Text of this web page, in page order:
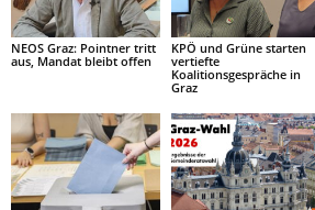
NEOS Graz: Pointner tritt
aus, Mandat bleibt offen
KPÖ und Grüne starten
vertiefte
Koalitionsgespräche in
Graz